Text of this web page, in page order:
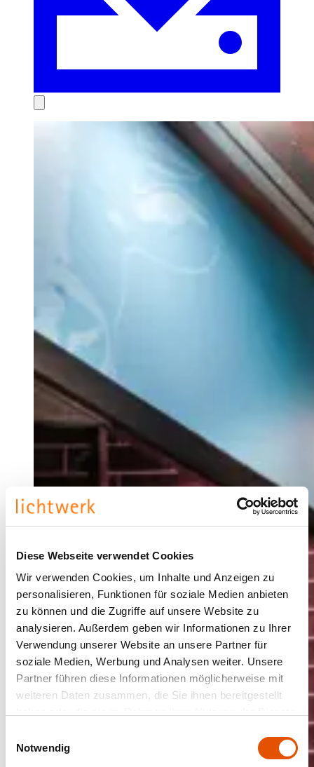
Diese Webseite verwendet Cookies
Wir verwenden Cookies, um Inhalte und Anzeigen zu
personalisieren, Funktionen für soziale Medien anbieten
zu können und die Zugriffe auf unsere Website zu
analysieren. Außerdem geben wir Informationen zu Ihrer
Verwendung unserer Website an unsere Partner für
soziale Medien, Werbung und Analysen weiter. Unsere
Partner führen diese Informationen möglicherweise mit
weiteren Daten zusammen, die Sie ihnen bereitgestellt
Notwendig